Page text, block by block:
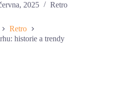
2025 Retro
Retro
historie a trendy